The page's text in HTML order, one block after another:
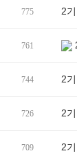
775 2
761
744 2
726 2
709 2